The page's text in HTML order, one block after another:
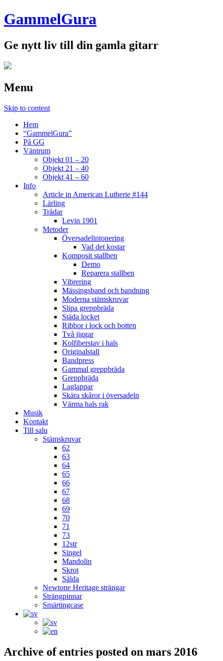
GammelGura
Ge nytt liv till din gamla gitarr
Menu
Skip to content
Hem
“GammelGura”
På GG
Väntrum
Objekt 01 – 20
Objekt 21 – 40
Objekt 41 – 60
Info
Article in American Lutherie #144
Lärling
Trådar
Levin 1901
Metoder
Översadelintonering
Vad det kostar
Komposit stallben
Demo
Reparera stallben
Vibrering
Mässingsband och bandning
Moderna stämskruvar
Slipa greppbräda
Städa locket
Ribbor i lock och botten
Två jiggar
Kolfiberstav i hals
Originalstall
Bandpress
Gammal greppbräda
Greppbräda
Laglappar
Skära skåror i översadeln
Värma hals rak
Musik
Kontakt
Till salu
Stämskruvar
62
63
64
65
66
67
68
69
70
71
73
12str
Singel
Mandolin
Skrot
Sålda
Newtone Heritage strängar
Strängpinnar
Smärtingcase
Archive of entries posted on mars 2016